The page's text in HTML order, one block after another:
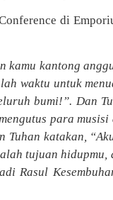
di
kamu kantong
waktu untuk
bumi!”. Dan
para
katakan,
tujuan hidupmu,
Rasul